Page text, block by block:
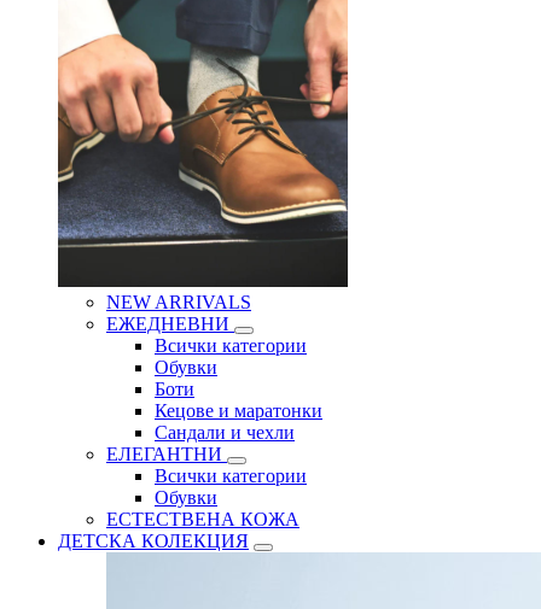
NEW ARRIVALS
ЕЖЕДНЕВНИ
Всички категории
Обувки
Боти
Кецове и маратонки
Сандали и чехли
ЕЛЕГАНТНИ
Всички категории
Обувки
ЕСТЕСТВЕНА КОЖА
ДЕТСКА КОЛЕКЦИЯ